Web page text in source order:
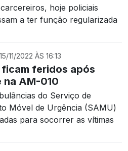
hoje policiais
a ter função regularizada
11/2022 ÀS 16:13
ficam feridos após
na AM-010
do Serviço de
Móvel de Urgência (SAMU)
para socorrer as vítimas